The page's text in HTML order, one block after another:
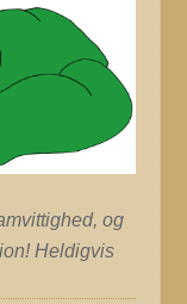
og
Heldigvis